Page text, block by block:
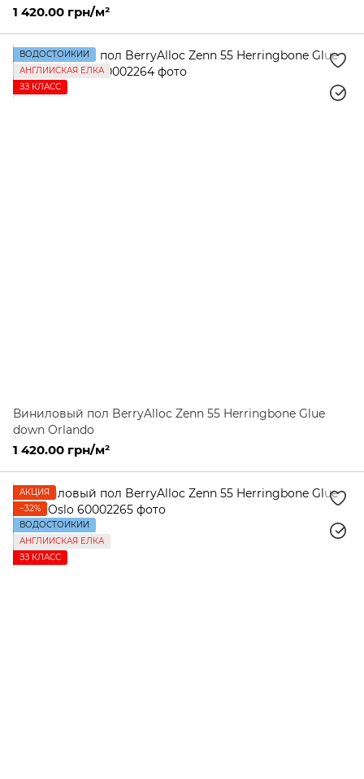
1 420.00 грн/м²
ВОДОСТОЙКИЙ
АНГЛИЙСКАЯ ЕЛКА
ЗЗ КЛАСС
Виниловый пол BerryAlloc Zenn 55 Herringbone Glue
down Orlando
1 420.00 грн/м²
АКЦИЯ
−32%
ВОДОСТОЙКИЙ
АНГЛИЙСКАЯ ЕЛКА
ЗЗ КЛАСС